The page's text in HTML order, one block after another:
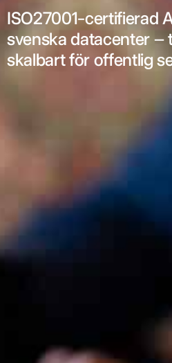
ISO27001-certifierad
svenska datacenter –
skalbart för offentlig